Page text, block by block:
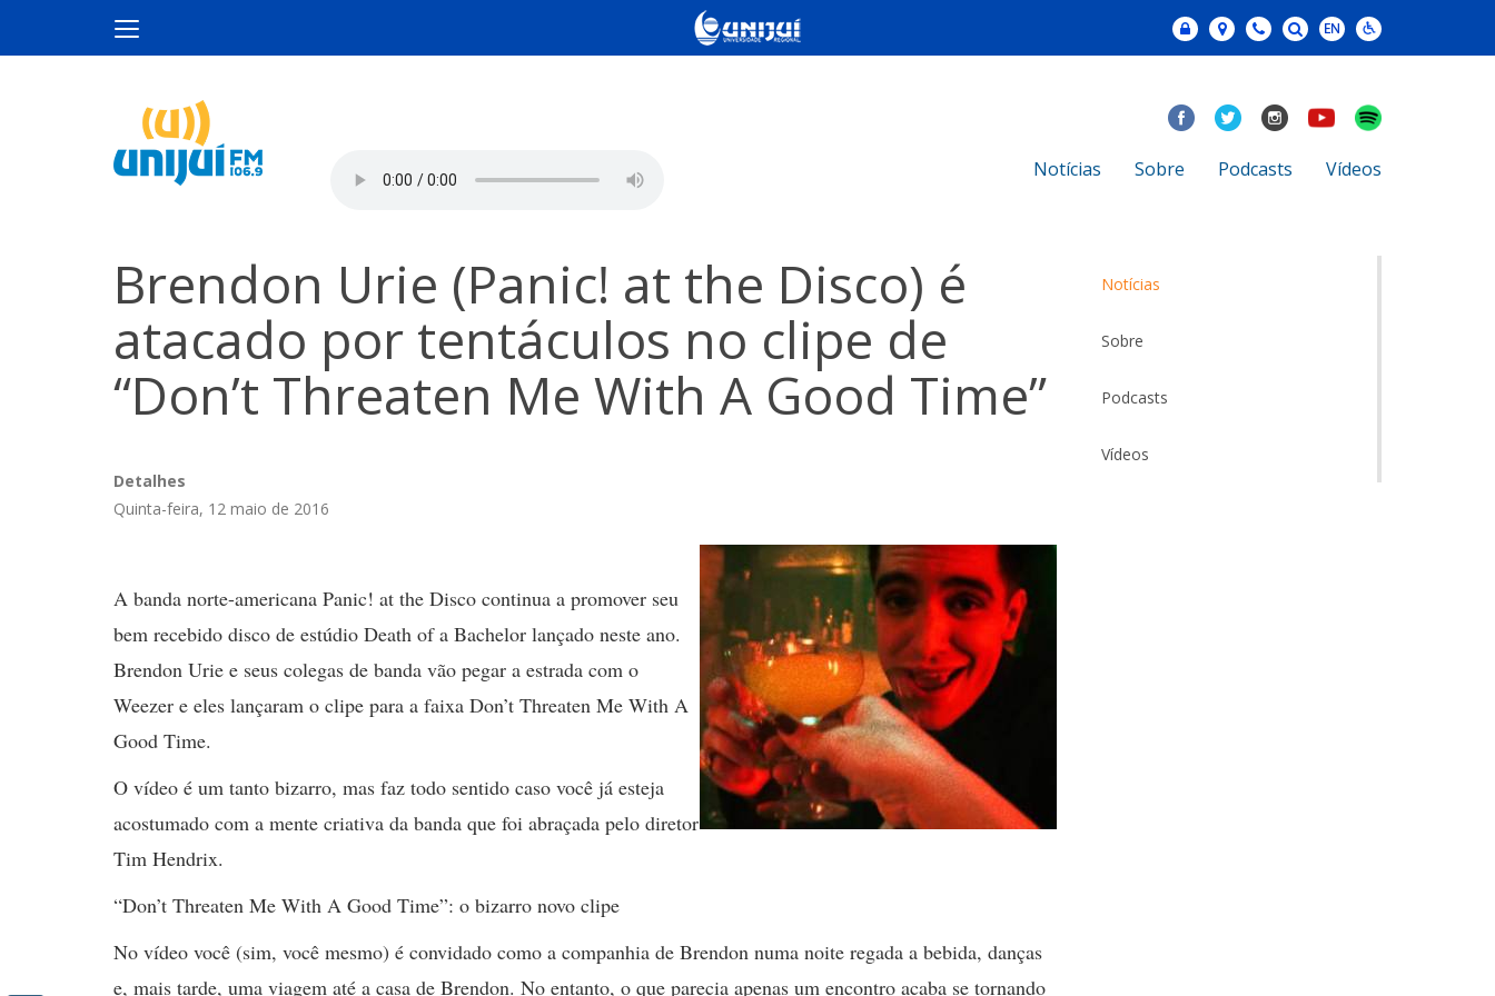
Notícias Sobre Podcasts Vídeos
Brendon Urie (Panic! at the Disco) é
atacado por tentáculos no clipe de
“Don’t Threaten Me With A Good Time”
Detalhes
Quinta-feira, 12 maio de 2016
A banda norte-americana Panic! at the Disco continua a promover seu
bem recebido disco de estúdio Death of a Bachelor lançado neste ano.
Brendon Urie e seus colegas de banda vão pegar a estrada com o
Weezer e eles lançaram o clipe para a faixa Don’t Threaten Me With A
Good Time.
O vídeo é um tanto bizarro, mas faz todo sentido caso você já esteja
acostumado com a mente criativa da banda que foi abraçada pelo diretor
Tim Hendrix.
“Don’t Threaten Me With A Good Time”: o bizarro novo clipe
No vídeo você (sim, você mesmo) é convidado como a companhia de Brendon numa noite regada a bebida, danças
e, mais tarde, uma viagem até a casa de Brendon. No entanto, o que parecia apenas um encontro acaba se tornando
Notícias
Sobre
Podcasts
Vídeos